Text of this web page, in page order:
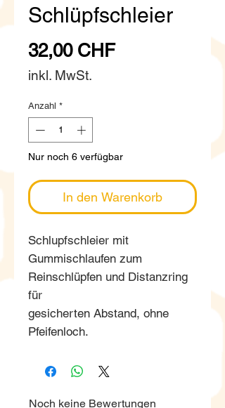
Schlüpfschleier
32,00 CHFPreis
inkl. MwSt.
Anzahl *
Nur noch 6 verfügbar
In den Warenkorb
Schlupfschleier mit
Gummischlaufen zum
Reinschlüpfen und Distanzring
für
gesicherten Abstand, ohne
Pfeifenloch.
Noch keine Bewertungen